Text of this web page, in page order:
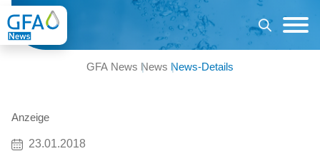
GFA News News News-Details
Anzeige
23.01.2018